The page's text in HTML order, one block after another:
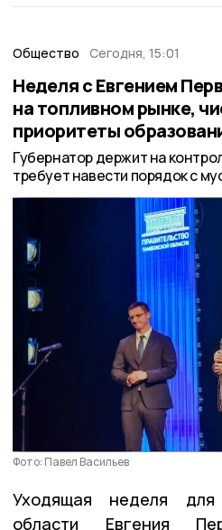
Общество Сегодня, 15:01
Неделя с Евгением
на топливном рынке,
приоритеты
Губернатор держит на
требует навести порядок с
Фото: Павел Васильев
Уходящая неделя для
области Евгения